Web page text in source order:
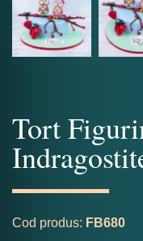
Tort
Cod produs: FB680